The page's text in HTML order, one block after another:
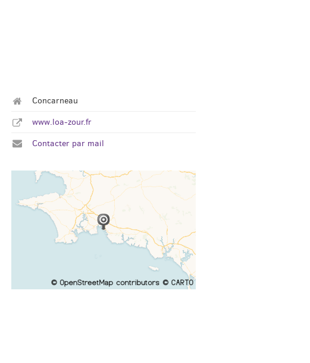
Concarneau
www.loa-zour.fr
Contacter par mail